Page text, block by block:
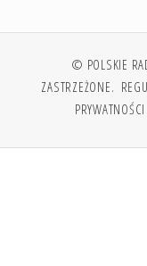
© POLSKIE
ZASTRZEŻONE.
PRYWATNOŚCI